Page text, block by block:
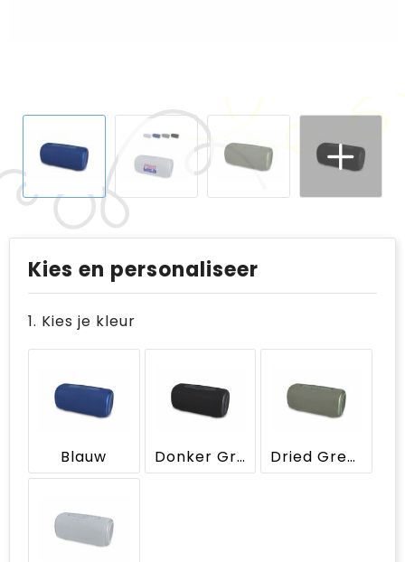
Kies en personaliseer
1. Kies je kleur
Blauw Donker Grijs Dried Green